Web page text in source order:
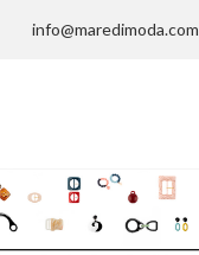
info@maredimoda.com